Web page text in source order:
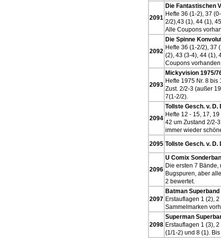
2091
Die Fantastischen
Hefte 36 (1-2), 37
2/2),43 (1), 44 (1),
Alle Coupons
2092
Die Spinne
Hefte 36 (1-2/2), 37
(2), 43 (3-4), 44 (1),
Coupons
2093
Mickyvision 1975/
Hefte 1975 Nr. 8 bis
Zust. 2/2-3 (außer
7(1-2/2).
2094
Tollste Gesch. v.
Hefte 12 - 15, 17,
42 um Zustand 2/2-
immer wieder
2095 Tollste Gesch. v. D.
2096
U Comix
Die ersten 7 Bände,
Bugspuren, aber
2 bewertet.
2097
Batman Superband
Erstauflagen 1 (2),
Sammelmarken
2098
Superman
Erstauflagen 1 (3),
(1/1-2) und 8 (1).